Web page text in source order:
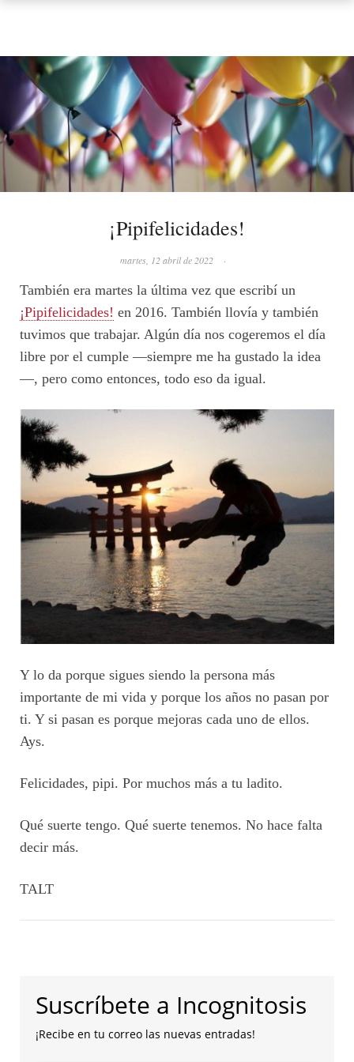
¡Pipifelicidades!
martes, 12 abril de 2022 ·
También era martes la última vez que escribí un
¡Pipifelicidades! en 2016. También llovía y también
tuvimos que trabajar. Algún día nos cogeremos el día
libre por el cumple —siempre me ha gustado la idea
—, pero como entonces, todo eso da igual.
Y lo da porque sigues siendo la persona más
importante de mi vida y porque los años no pasan por
ti. Y si pasan es porque mejoras cada uno de ellos.
Ays.
Felicidades, pipi. Por muchos más a tu ladito.
Qué suerte tengo. Qué suerte tenemos. No hace falta
decir más.
TALT
Suscríbete a Incognitosis
¡Recibe en tu correo las nuevas entradas!